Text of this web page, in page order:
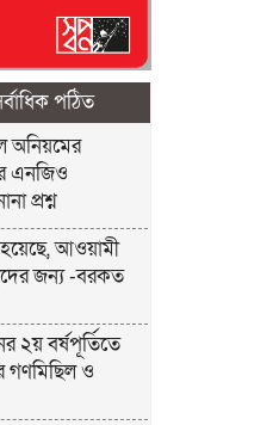
পঠিত
অনিয়মের
এনজিও
প্রশ্ন
আওয়ামী
জন্য -বরকত
২য় বর্ষপূর্তিতে
গণমিছিল ও